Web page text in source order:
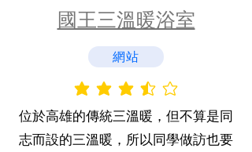
國王三溫暖浴室
網站
平均評等為 3.5 ，滿分 5 分
位於高雄的傳統三溫暖，但不算是同
志而設的三溫暖，所以同學做訪也要